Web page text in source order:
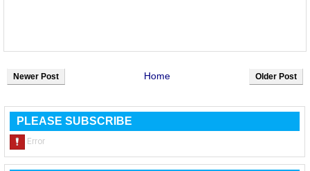
Newer Post Older Post
Home
PLEASE SUBSCRIBE